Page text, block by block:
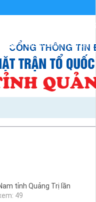
mừng bạn đến với Cổng
Sơ đồ cổng Liên kết
tỉnh Quảng Trị lần
49